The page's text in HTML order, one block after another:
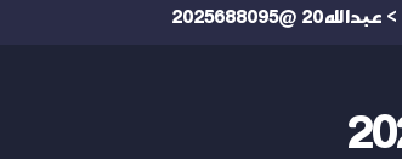
> عبدالله20 @2025688095